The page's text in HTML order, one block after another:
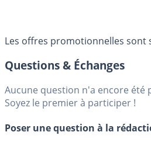
Les offres promotionnelles sont
Questions & Échanges
Aucune question n'a encore été
Soyez le premier à participer !
Poser une question à la